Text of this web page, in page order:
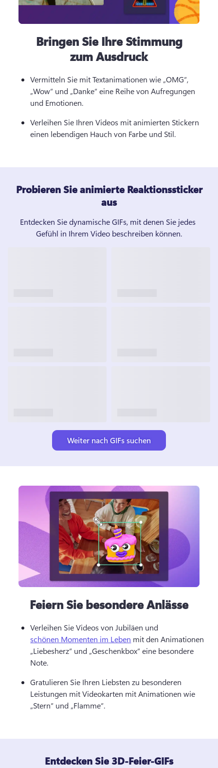
Bringen Sie Ihre Stimmung
zum Ausdruck
Vermitteln Sie mit Textanimationen wie „OMG“,
„Wow“ und „Danke“ eine Reihe von Aufregungen
und Emotionen.
Verleihen Sie Ihren Videos mit animierten Stickern
einen lebendigen Hauch von Farbe und Stil.
Probieren Sie animierte Reaktionssticker
aus
Entdecken Sie dynamische GIFs, mit denen Sie jedes
Gefühl in Ihrem Video beschreiben können.
Weiter nach GIFs suchen
Feiern Sie besondere Anlässe
Verleihen Sie Videos von Jubiläen und
schönen Momenten im Leben mit den Animationen
„Liebesherz“ und „Geschenkbox“ eine besondere
Note.
Gratulieren Sie Ihren Liebsten zu besonderen
Leistungen mit Videokarten mit Animationen wie
„Stern“ und „Flamme“.
Entdecken Sie 3D-Feier-GIFs